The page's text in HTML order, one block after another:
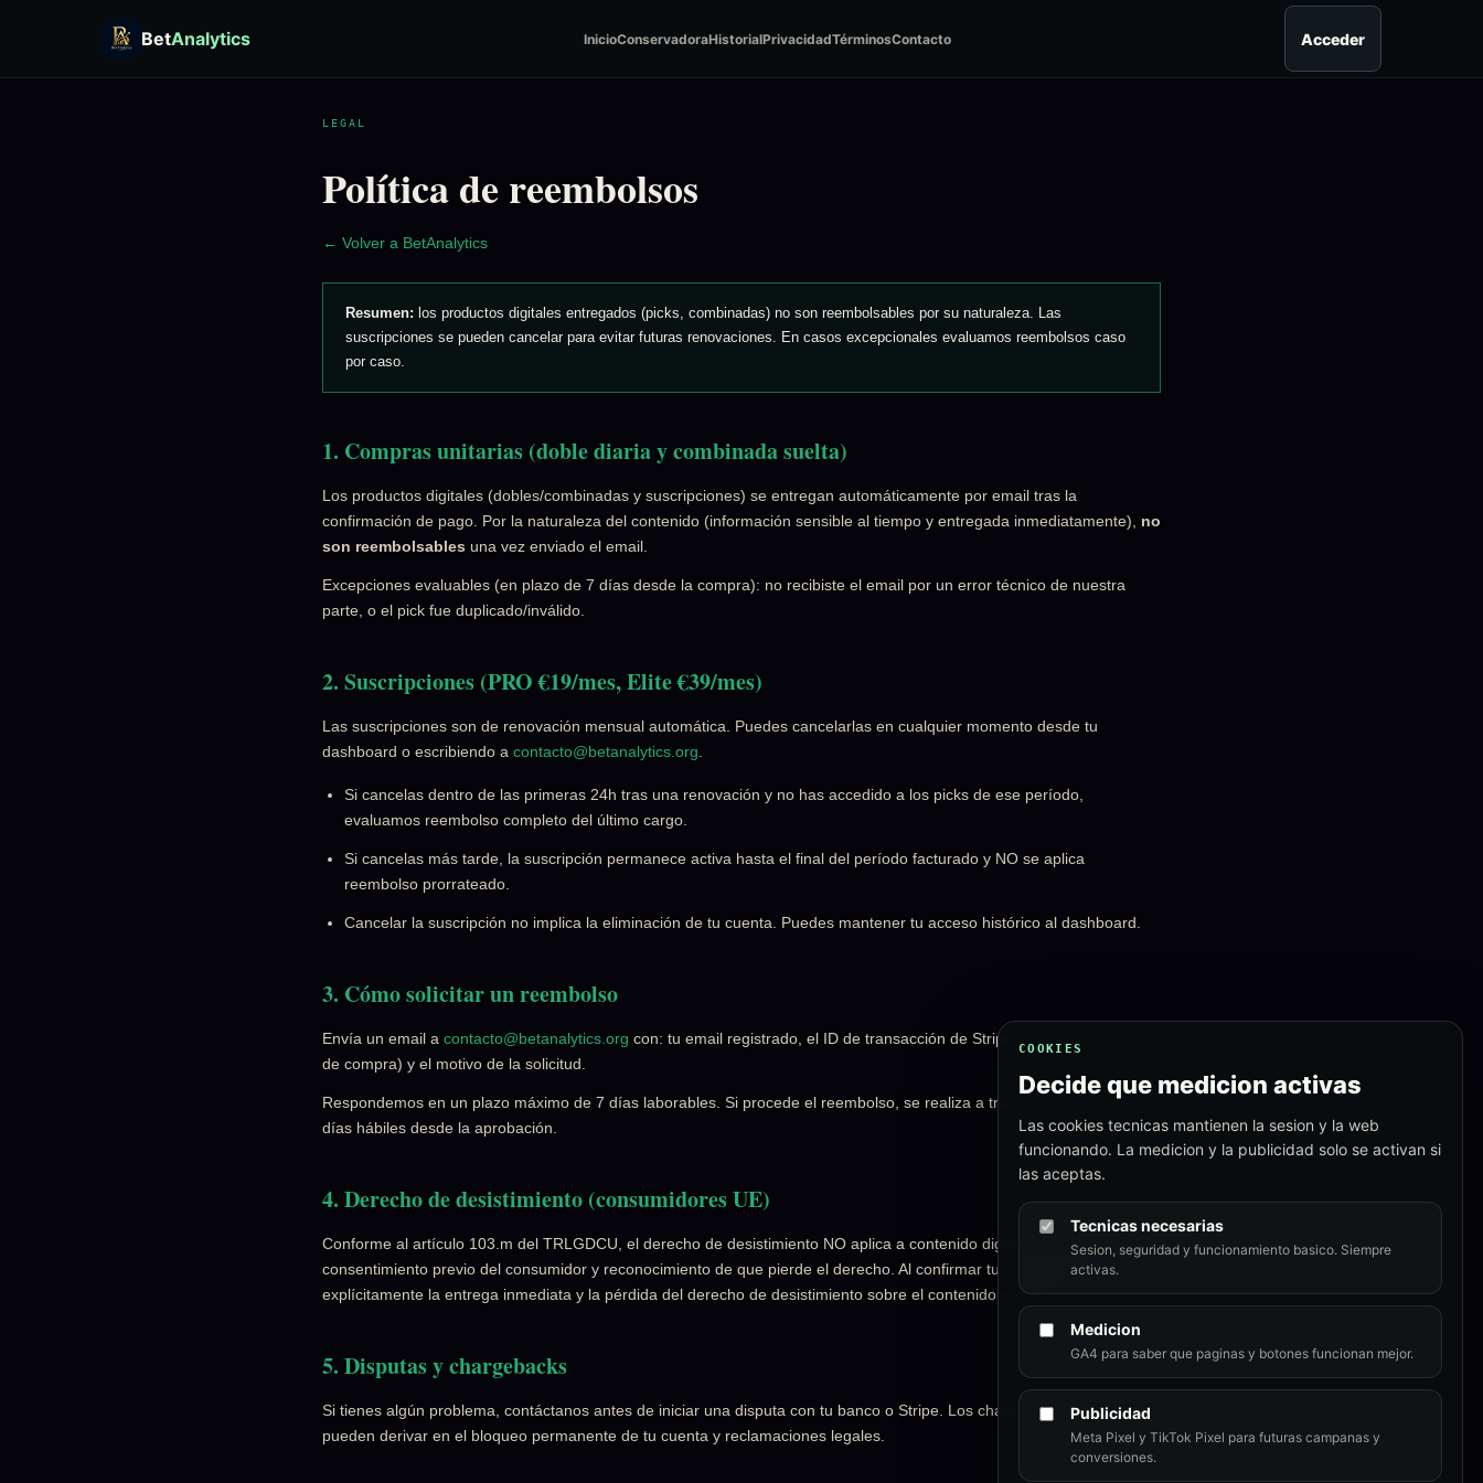
BetAnalytics InicioConservadoraHistorialPrivacidadTérminosContacto Acceder
LEGAL
Política de reembolsos
← Volver a BetAnalytics
Resumen: los productos digitales entregados (picks, combinadas) no son reembolsables por su naturaleza. Las
suscripciones se pueden cancelar para evitar futuras renovaciones. En casos excepcionales evaluamos reembolsos caso
por caso.
1. Compras unitarias (doble diaria y combinada suelta)
Los productos digitales (dobles/combinadas y suscripciones) se entregan automáticamente por email tras la
confirmación de pago. Por la naturaleza del contenido (información sensible al tiempo y entregada inmediatamente), no
son reembolsables una vez enviado el email.
Excepciones evaluables (en plazo de 7 días desde la compra): no recibiste el email por un error técnico de nuestra
parte, o el pick fue duplicado/inválido.
2. Suscripciones (PRO €19/mes, Elite €39/mes)
Las suscripciones son de renovación mensual automática. Puedes cancelarlas en cualquier momento desde tu
dashboard o escribiendo a contacto@betanalytics.org
Si cancelas dentro de las primeras 24h tras una renovación y no has accedido a los picks de ese período,
evaluamos reembolso completo del último cargo.
Si cancelas más tarde, la suscripción permanece activa hasta el final del período facturado y NO se aplica
reembolso prorrateado.
Cancelar la suscripción no implica la eliminación de tu cuenta. Puedes mantener tu acceso histórico al dashboard.
3. Cómo solicitar un reembolso
Envía un email a contacto@betanalytics.org con: tu email registrado, el ID de transacción de Stripe (te llega en el email
de compra) y el motivo de la solicitud.
Respondemos en un plazo máximo de 7 días laborables. Si procede el reembolso, se realiza a través de Stripe en 5-10
días hábiles desde la aprobación.
4. Derecho de desistimiento (consumidores UE)
Conforme al artículo 103.m del TRLGDCU, el derecho de desistimiento NO aplica a contenido digital suministrado con
consentimiento previo del consumidor y reconocimiento de que pierde el derecho. Al confirmar tu compra aceptas
explícitamente la entrega inmediata y la pérdida del derecho de desistimiento sobre el contenido entregado.
5. Disputas y chargebacks
Si tienes algún problema, contáctanos antes de iniciar una disputa con tu banco o Stripe. Los chargebacks fraudulentos
pueden derivar en el bloqueo permanente de tu cuenta y reclamaciones legales.
COOKIES
Decide que medicion activas
Las cookies tecnicas mantienen la sesion y la web
funcionando. La medicion y la publicidad solo se activan si
las aceptas.
Tecnicas necesarias
Sesion, seguridad y funcionamiento basico. Siempre
activas.
Medicion
GA4 para saber que paginas y botones funcionan mejor.
Publicidad
Meta Pixel y TikTok Pixel para futuras campanas y
conversiones.